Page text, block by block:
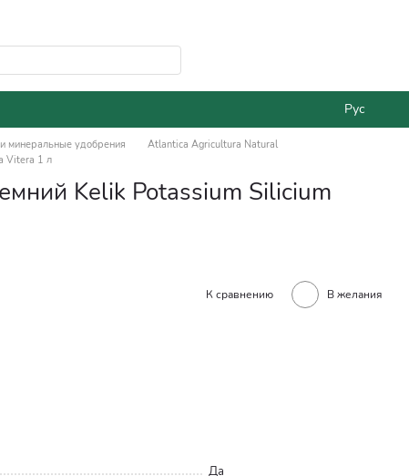
Рус
минеральные удобрения
Atlantica Agricultura Natural
Vitera 1 л
Kelik Potassium Silicium
К сравнению В желания
Да